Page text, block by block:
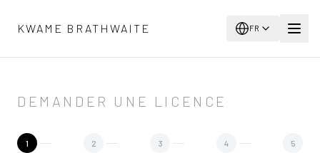
KWAME BRATHWAITE
FR
DEMANDER UNE LICENCE
1 2 3 4 5